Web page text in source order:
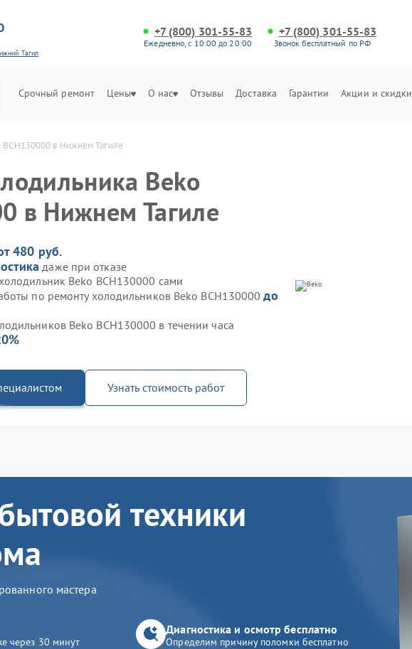
Тагил
+7 (800) 301-55-83
Ежедневно, с 10:00 до 20:00
+7 (800) 301-55-83
Звонок бесплатный по РФ
Срочный ремонт Цены О нас Отзывы Доставка Гарантии Акции и скидки
в Нижнем Тагиле
Beko
в Нижнем Тагиле
480 руб.
даже при отказе
Beko BCH130000 сами
по ремонту холодильников Beko BCH130000до
Beko BCH130000 в течении часа
Узнать стоимость работ
техники
мастера
через 30 минут
Диагностика и осмотр бесплатно
Определим причину поломки бесплатно